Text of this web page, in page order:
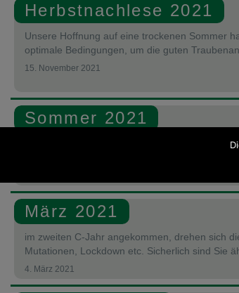
Herbstnachlese 2021
Unsere Hoffnung auf eine trockenen Sommer
optimale Bedingungen, um die guten
15. November 2021
Sommer 2021
Während bis Mitte Mai die Natur so vor sich
März 2021
im zweiten C-Jahr angekommen, drehen sich
Mutationen, Lockdown etc. Sicherlich sind Sie
4. März 2021